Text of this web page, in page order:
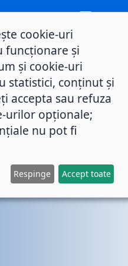
cookie-uri
funcționare și
și cookie-uri
statistici, conținut și
accepta sau refuza
urilor opționale;
nu pot fi
Respinge Accept toate